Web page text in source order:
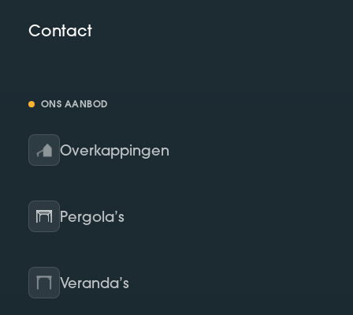
Contact
ONS AANBOD
Overkappingen
Pergola’s
Veranda’s